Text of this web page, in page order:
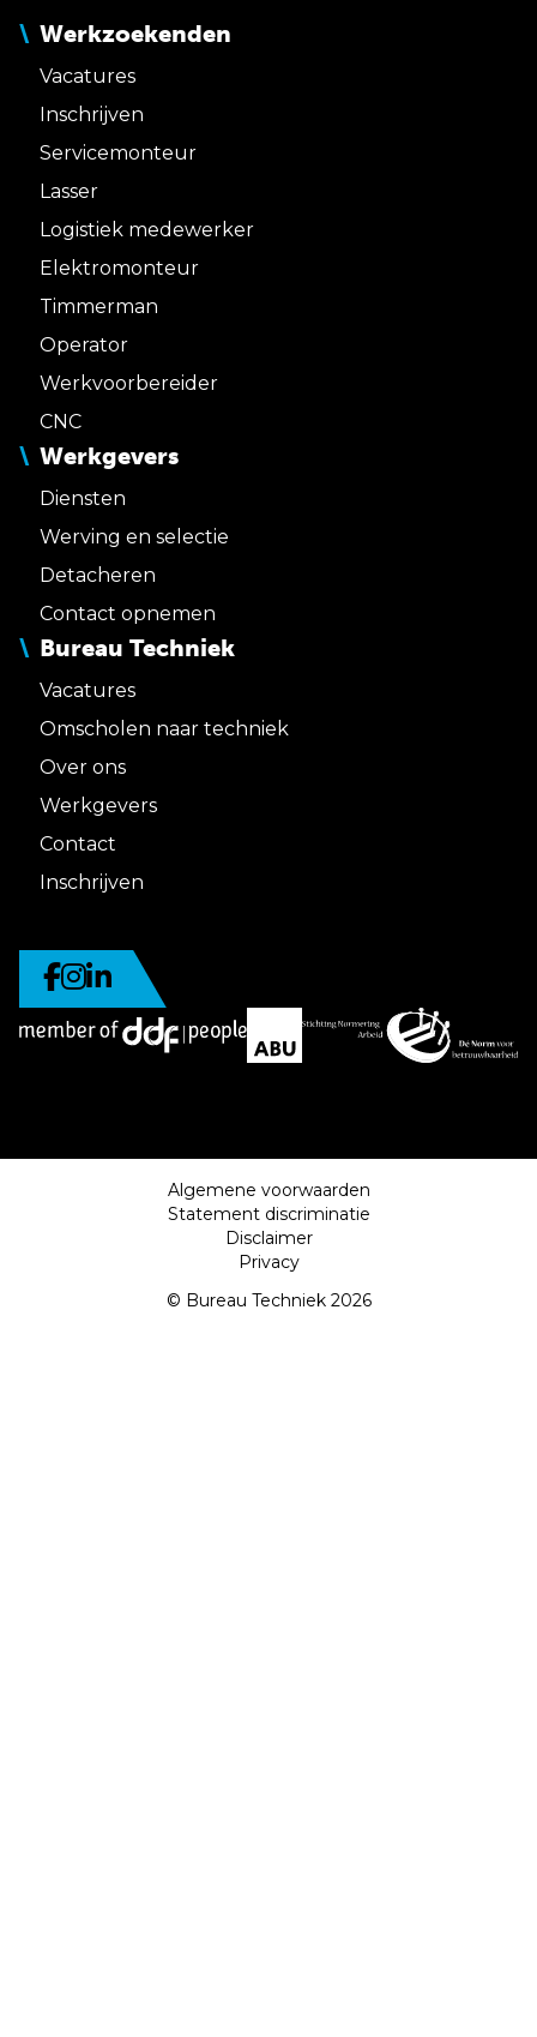
Werkzoekenden
Vacatures
Inschrijven
Servicemonteur
Lasser
Logistiek medewerker
Elektromonteur
Timmerman
Operator
Werkvoorbereider
CNC
Werkgevers
Diensten
Werving en selectie
Detacheren
Contact opnemen
Bureau Techniek
Vacatures
Omscholen naar techniek
Over ons
Werkgevers
Contact
Inschrijven
Algemene voorwaarden
Statement discriminatie
Disclaimer
Privacy
© Bureau Techniek 2026